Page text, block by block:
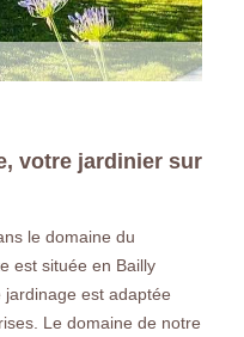
votre jardinier sur
le domaine du
est située en Bailly
est adaptée
Le domaine de notre